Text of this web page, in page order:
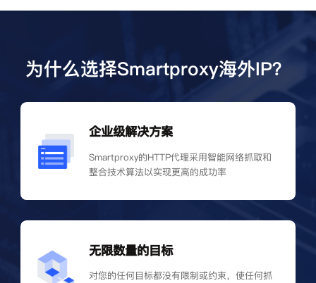
为什么选择Smartproxy海外IP？
企业级解决方案
Smartproxy的HTTP代理采用智能网络抓取和
整合技术算法以实现更高的成功率
无限数量的目标
对您的任何目标都没有限制或约束，使任何抓